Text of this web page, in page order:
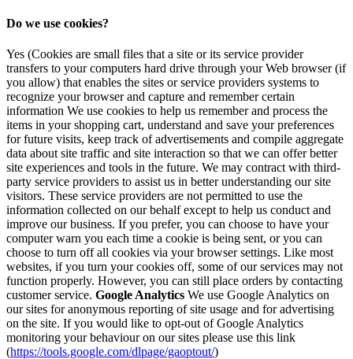
Do we use cookies?
Yes (Cookies are small files that a site or its service provider
transfers to your computers hard drive through your Web browser (if
you allow) that enables the sites or service providers systems to
recognize your browser and capture and remember certain
information We use cookies to help us remember and process the
items in your shopping cart, understand and save your preferences
for future visits, keep track of advertisements and compile aggregate
data about site traffic and site interaction so that we can offer better
site experiences and tools in the future. We may contract with third-
party service providers to assist us in better understanding our site
visitors. These service providers are not permitted to use the
information collected on our behalf except to help us conduct and
improve our business. If you prefer, you can choose to have your
computer warn you each time a cookie is being sent, or you can
choose to turn off all cookies via your browser settings. Like most
websites, if you turn your cookies off, some of our services may not
function properly. However, you can still place orders by contacting
customer service. Google Analytics We use Google Analytics on
our sites for anonymous reporting of site usage and for advertising
on the site. If you would like to opt-out of Google Analytics
monitoring your behaviour on our sites please use this link
(https://tools.google.com/dlpage/gaoptout/)